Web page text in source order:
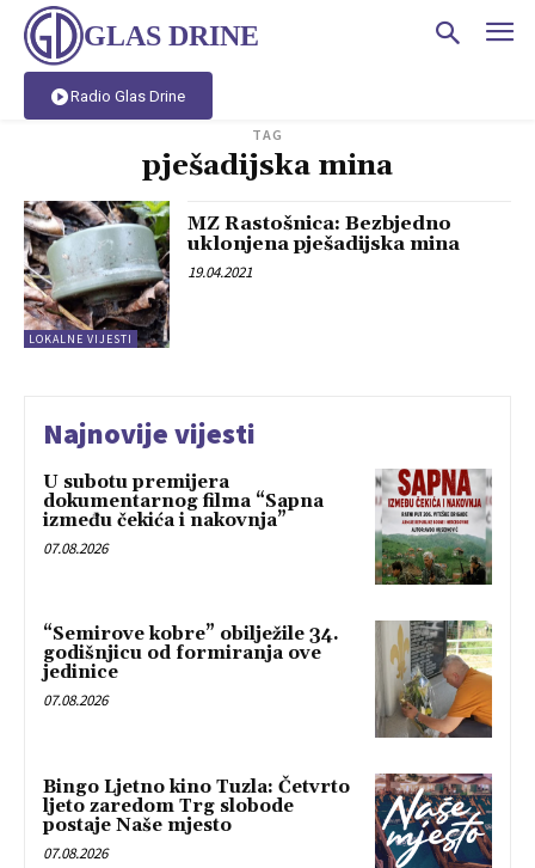
GLAS DRINE
Radio Glas Drine
TAG
pješadijska mina
LOKALNE VIJESTI
MZ Rastošnica: Bezbjedno
uklonjena pješadijska mina
19.04.2021
Najnovije vijesti
U subotu premijera
dokumentarnog filma “Sapna
između čekića i nakovnja”
07.08.2026
“Semirove kobre” obilježile 34.
godišnjicu od formiranja ove
jedinice
07.08.2026
Bingo Ljetno kino Tuzla: Četvrto
ljeto zaredom Trg slobode
postaje Naše mjesto
07.08.2026